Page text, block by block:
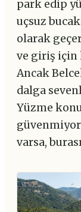
park edip
uçsuz
olarak
ve giriş için
Ancak
dalga
Yüzme
varsa,